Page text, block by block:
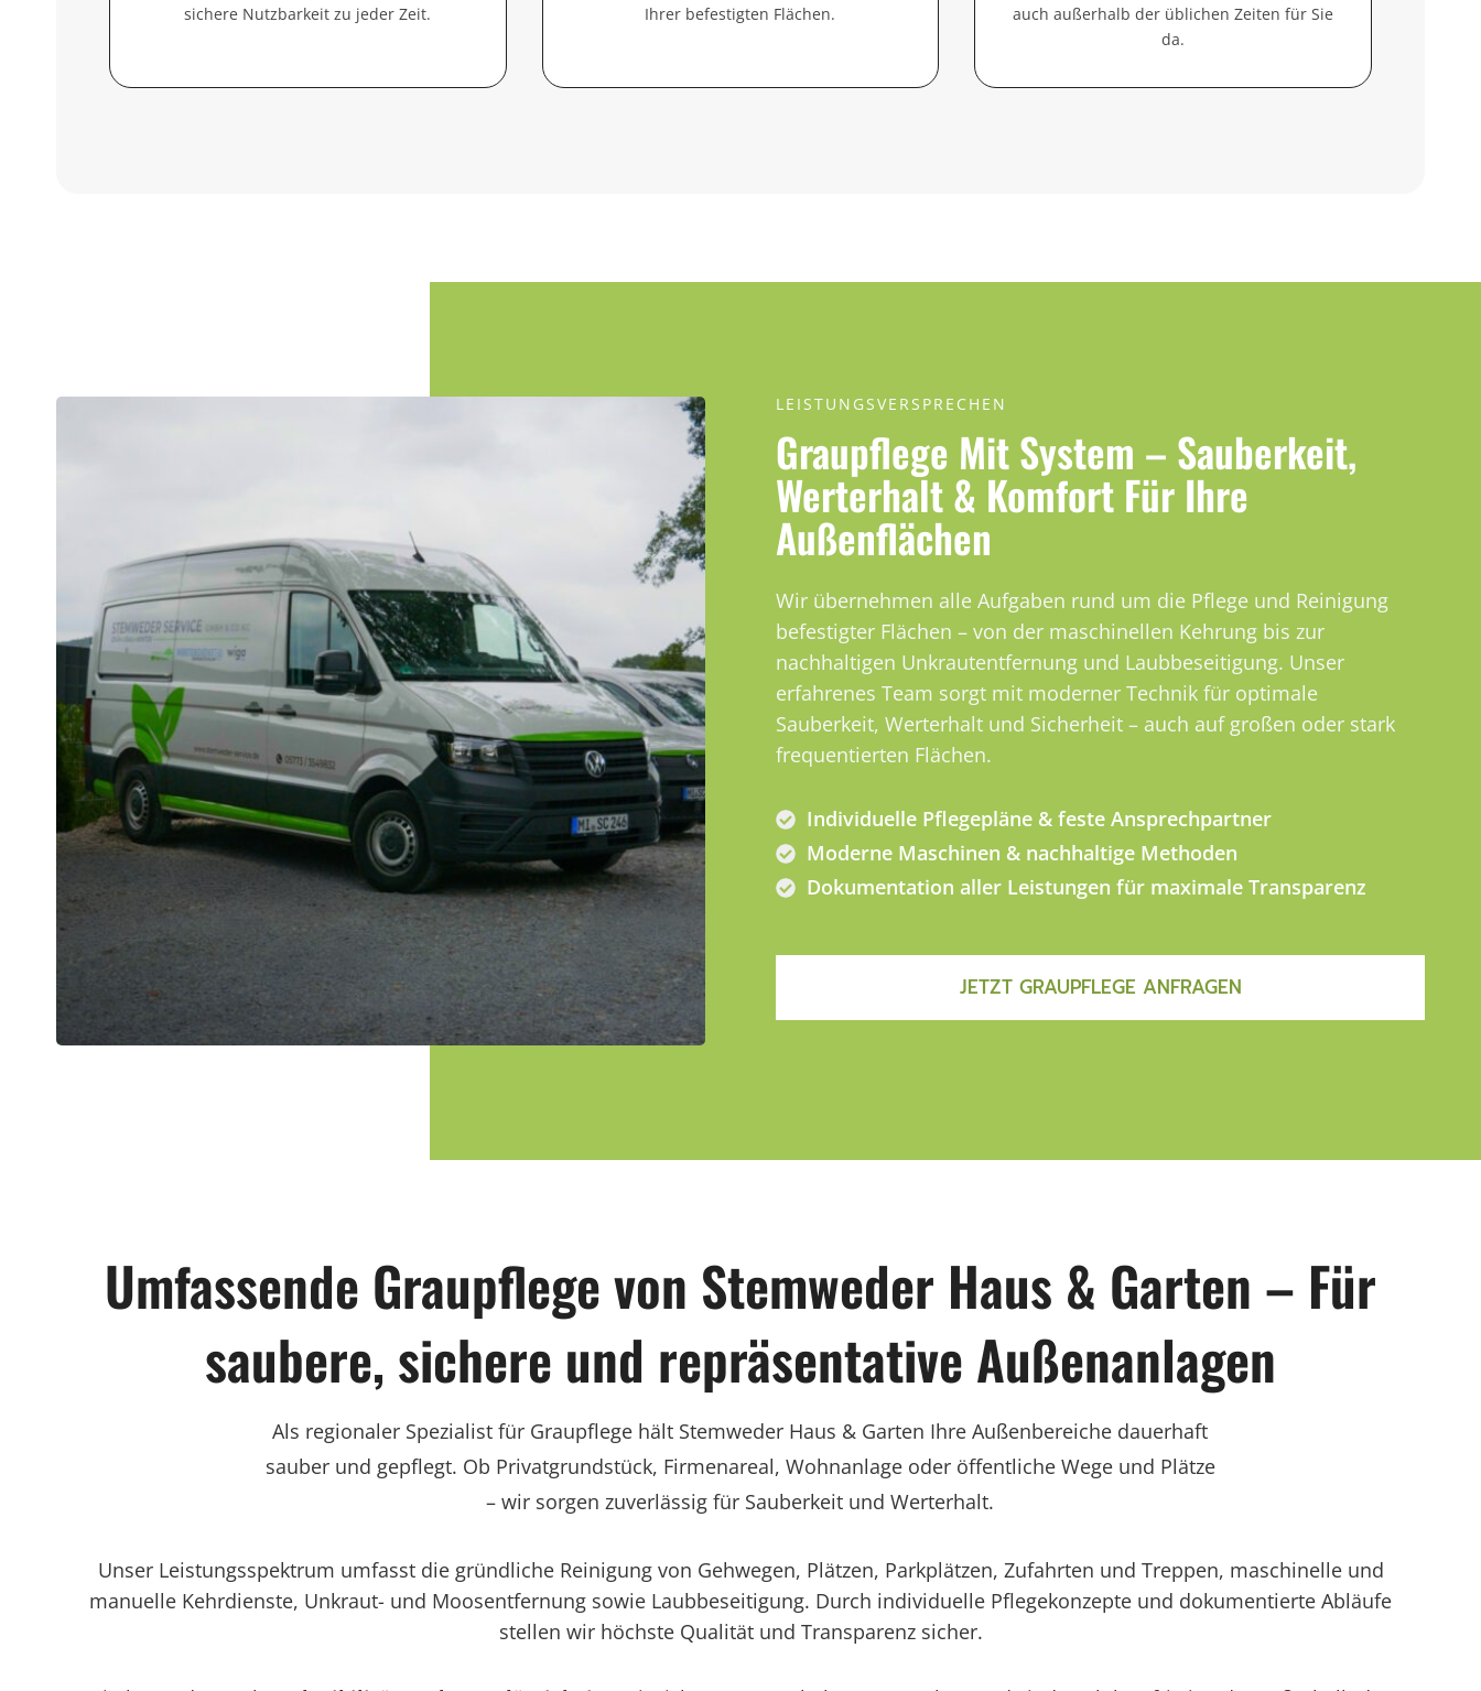
sichere Nutzbarkeit zu jeder Zeit.
Ihrer befestigten Flächen.
auch außerhalb der üblichen Zeiten für Sie
da.
LEISTUNGSVERSPRECHEN
Graupflege Mit System – Sauberkeit,
Werterhalt & Komfort Für Ihre
Außenflächen
Wir übernehmen alle Aufgaben rund um die Pflege und Reinigung
befestigter Flächen – von der maschinellen Kehrung bis zur
nachhaltigen Unkrautentfernung und Laubbeseitigung. Unser
erfahrenes Team sorgt mit moderner Technik für optimale
Sauberkeit, Werterhalt und Sicherheit – auch auf großen oder stark
frequentierten Flächen.
Individuelle Pflegepläne & feste Ansprechpartner
Moderne Maschinen & nachhaltige Methoden
Dokumentation aller Leistungen für maximale Transparenz
JETZT GRAUPFLEGE ANFRAGEN
Umfassende Graupflege von Stemweder Haus & Garten – Für
saubere, sichere und repräsentative Außenanlagen
Als regionaler Spezialist für Graupflege hält Stemweder Haus & Garten Ihre Außenbereiche dauerhaft
sauber und gepflegt. Ob Privatgrundstück, Firmenareal, Wohnanlage oder öffentliche Wege und Plätze
– wir sorgen zuverlässig für Sauberkeit und Werterhalt.
Unser Leistungsspektrum umfasst die gründliche Reinigung von Gehwegen, Plätzen, Parkplätzen, Zufahrten und Treppen, maschinelle und
manuelle Kehrdienste, Unkraut- und Moosentfernung sowie Laubbeseitigung. Durch individuelle Pflegekonzepte und dokumentierte Abläufe
stellen wir höchste Qualität und Transparenz sicher.